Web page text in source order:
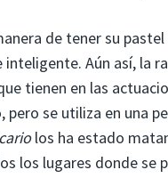
de tener su
Aún así, la
tienen en las
pero se utiliza en una
los ha estado
los lugares donde se